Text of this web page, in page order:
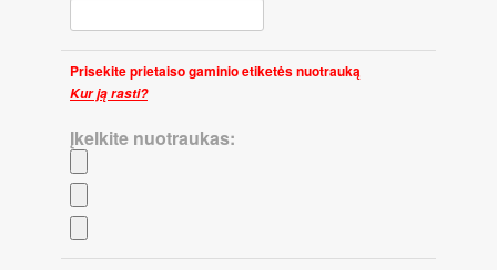
Prisekite prietaiso gaminio etiketės nuotrauką
Kur ją rasti?
Įkelkite nuotraukas: